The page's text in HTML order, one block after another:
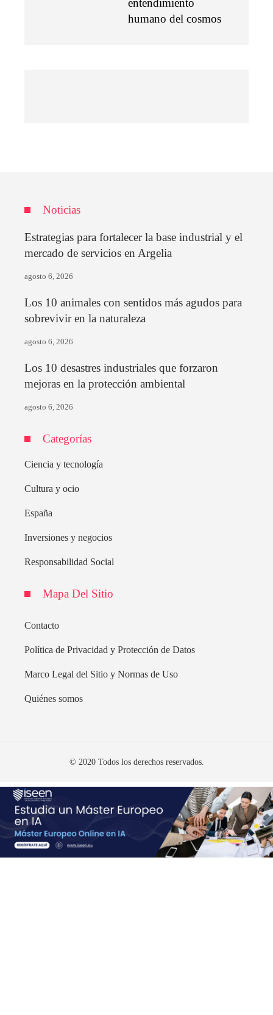
entendimiento
humano del cosmos
Noticias
Estrategias para fortalecer la base industrial y el
mercado de servicios en Argelia
agosto 6, 2026
Los 10 animales con sentidos más agudos para
sobrevivir en la naturaleza
agosto 6, 2026
Los 10 desastres industriales que forzaron
mejoras en la protección ambiental
agosto 6, 2026
Categorías
Ciencia y tecnología
Cultura y ocio
España
Inversiones y negocios
Responsabilidad Social
Mapa Del Sitio
Contacto
Política de Privacidad y Protección de Datos
Marco Legal del Sitio y Normas de Uso
Quiénes somos
© 2020 Todos los derechos reservados.